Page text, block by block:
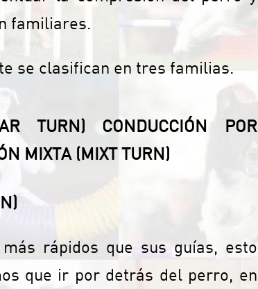
familiares.
se clasifican en tres familias.
TURN)
CONDUCCIÓN POR
MIXTA (MIXT TURN)
rápidos que sus guías, esto
que ir por detrás del perro, en